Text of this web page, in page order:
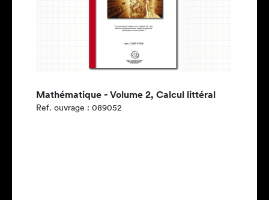
Mathématique - Volume 2, Calcul littéral
Ref. ouvrage : 089052